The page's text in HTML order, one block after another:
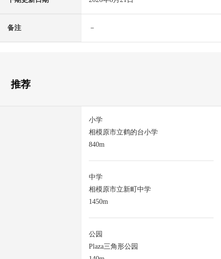
备注 －
推荐
小学
相模原市立鹤的台小学
840m
中学
相模原市立新町中学
1450m
公园
Plaza三角形公园